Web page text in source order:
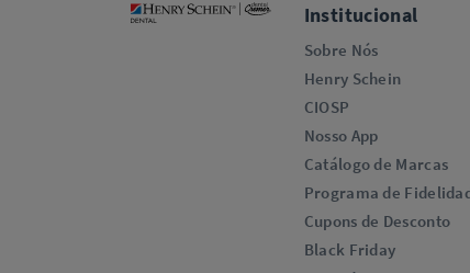
Institucional
Sobre Nós
Henry Schein
CIOSP
Nosso App
Catálogo de Marcas
Programa de
Cupons de Desconto
Black Friday